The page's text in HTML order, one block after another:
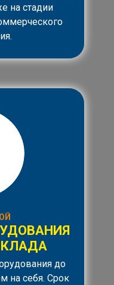
на стадии
до
на себя. Срок